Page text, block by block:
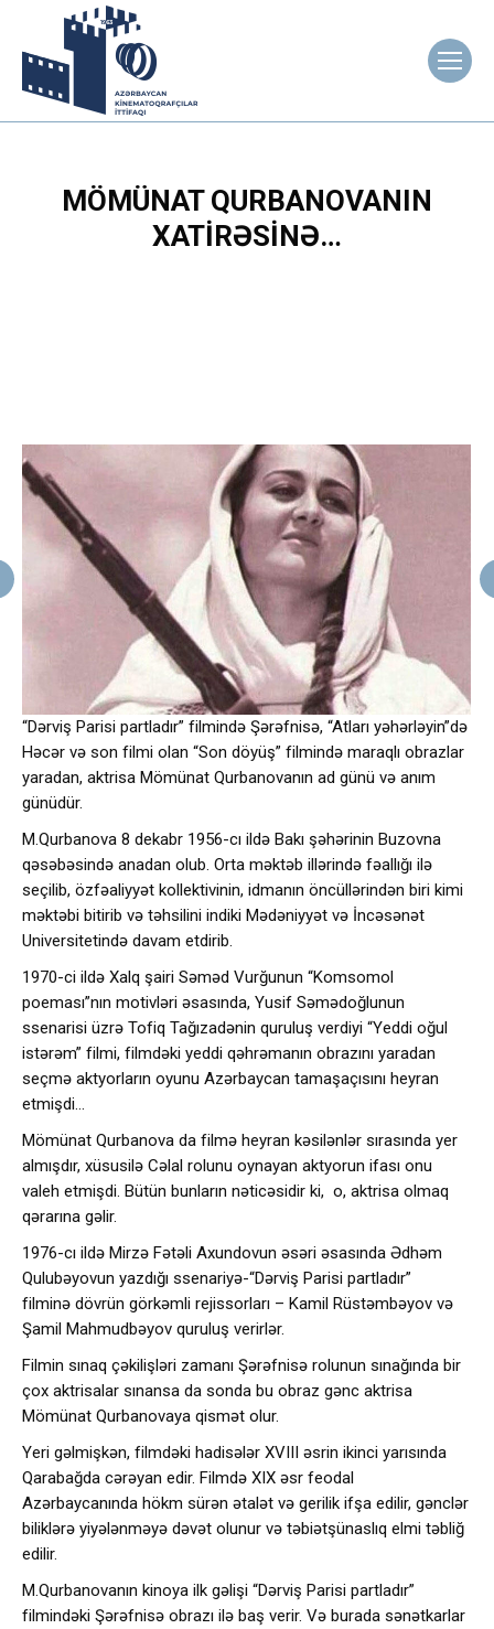
MÖMÜNAT QURBANOVANIN
XATIRƏSINƏ…
“Dərviş Parisi partladır” filmində Şərəfnisə, “Atları yəhərləyin”də
Həcər və son filmi olan “Son döyüş” filmində maraqlı obrazlar
yaradan, aktrisa Mömünat Qurbanovanın ad günü və anım
günüdür.
M.Qurbanova 8 dekabr 1956-cı ildə Bakı şəhərinin Buzovna
qəsəbəsində anadan olub. Orta məktəb illərində fəallığı ilə
seçilib, özfəaliyyət kollektivinin, idmanın öncüllərindən biri kimi
məktəbi bitirib və təhsilini indiki Mədəniyyət və İncəsənət
Universitetində davam etdirib.
1970-ci ildə Xalq şairi Səməd Vurğunun “Komsomol
poeması”nın motivləri əsasında, Yusif Səmədoğlunun
ssenarisi üzrə Tofiq Tağızadənin quruluş verdiyi “Yeddi oğul
istərəm” filmi, filmdəki yeddi qəhrəmanın obrazını yaradan
seçmə aktyorların oyunu Azərbaycan tamaşaçısını heyran
etmişdi…
Mömünat Qurbanova da filmə heyran kəsilənlər sırasında yer
almışdır, xüsusilə Cəlal rolunu oynayan aktyorun ifası onu
valeh etmişdi. Bütün bunların nəticəsidir ki, o, aktrisa olmaq
qərarına gəlir.
1976-cı ildə Mirzə Fətəli Axundovun əsəri əsasında Ədhəm
Qulubəyovun yazdığı ssenariyə-“Dərviş Parisi partladır”
filminə dövrün görkəmli rejissorları – Kamil Rüstəmbəyov və
Şamil Mahmudbəyov quruluş verirlər.
Filmin sınaq çəkilişləri zamanı Şərəfnisə rolunun sınağında bir
çox aktrisalar sınansa da sonda bu obraz gənc aktrisa
Mömünat Qurbanovaya qismət olur.
Yeri gəlmişkən, filmdəki hadisələr XVIII əsrin ikinci yarısında
Qarabağda cərəyan edir. Filmdə XIX əsr feodal
Azərbaycanında hökm sürən ətalət və gerilik ifşa edilir, gənclər
biliklərə yiyələnməyə dəvət olunur və təbiətşünaslıq elmi təbliğ
edilir.
M.Qurbanovanın kinoya ilk gəlişi “Dərviş Parisi partladır”
filmindəki Şərəfnisə obrazı ilə baş verir. Və burada sənətkarlar